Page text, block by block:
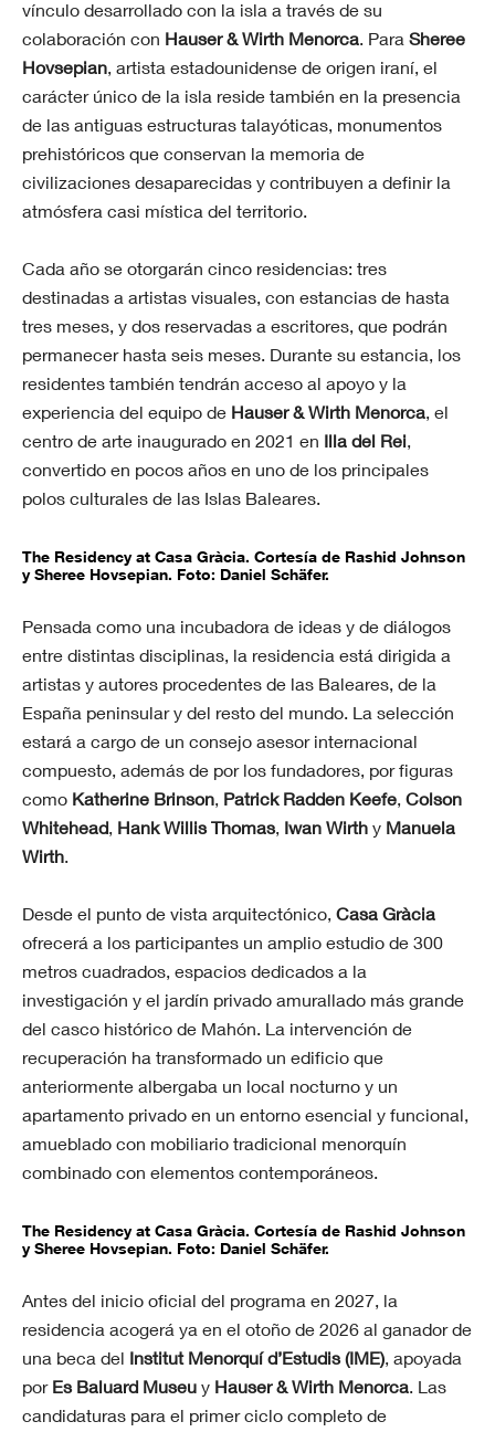
vínculo desarrollado con la isla a través de su
colaboración con Hauser & Wirth Menorca. Para Sheree
Hovsepian, artista estadounidense de origen iraní, el
carácter único de la isla reside también en la presencia
de las antiguas estructuras talayóticas, monumentos
prehistóricos que conservan la memoria de
civilizaciones desaparecidas y contribuyen a definir la
atmósfera casi mística del territorio.
Cada año se otorgarán cinco residencias: tres
destinadas a artistas visuales, con estancias de hasta
tres meses, y dos reservadas a escritores, que podrán
permanecer hasta seis meses. Durante su estancia, los
residentes también tendrán acceso al apoyo y la
experiencia del equipo de Hauser & Wirth Menorca, el
centro de arte inaugurado en 2021 en Illa del Rei,
convertido en pocos años en uno de los principales
polos culturales de las Islas Baleares.
The Residency at Casa Gràcia. Cortesía de Rashid Johnson
y Sheree Hovsepian. Foto: Daniel Schäfer.
Pensada como una incubadora de ideas y de diálogos
entre distintas disciplinas, la residencia está dirigida a
artistas y autores procedentes de las Baleares, de la
España peninsular y del resto del mundo. La selección
estará a cargo de un consejo asesor internacional
compuesto, además de por los fundadores, por figuras
como Katherine Brinson, Patrick Radden Keefe, Colson
Whitehead, Hank Willis Thomas, Iwan Wirth y Manuela
Wirth.
Desde el punto de vista arquitectónico, Casa Gràcia
ofrecerá a los participantes un amplio estudio de 300
metros cuadrados, espacios dedicados a la
investigación y el jardín privado amurallado más grande
del casco histórico de Mahón. La intervención de
recuperación ha transformado un edificio que
anteriormente albergaba un local nocturno y un
apartamento privado en un entorno esencial y funcional,
amueblado con mobiliario tradicional menorquín
combinado con elementos contemporáneos.
The Residency at Casa Gràcia. Cortesía de Rashid Johnson
y Sheree Hovsepian. Foto: Daniel Schäfer.
Antes del inicio oficial del programa en 2027, la
residencia acogerá ya en el otoño de 2026 al ganador de
una beca del Institut Menorquí d’Estudis (IME), apoyada
por Es Baluard Museu y Hauser & Wirth Menorca. Las
candidaturas para el primer ciclo completo de